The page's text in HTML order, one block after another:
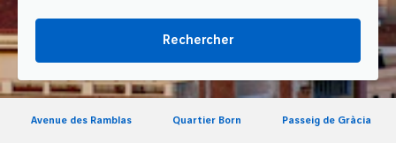
Rechercher
Avenue des Ramblas Quartier Born Passeig de Gràcia